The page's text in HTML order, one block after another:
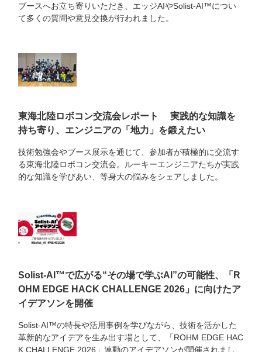
ブースへお立ち寄りいただき、エッジAIやSolist-AI™につい
て多くの質問や意見交換が行われました。
東海北陸ロボコン交流会レポート 実践的な知識を
持ち寄り、エンジニアの「地力」を鍛えたい
技術勉強会やブース展示を通じて、参加者が積極的に交流す
る東海北陸ロボコン交流会。ルーキーエンジニアたちが実践
的な知識を学びあい、等身大の悩みをシェアしました。
Solist-AI™で広がる“その場で学ぶAI”の可能性、「R
OHM EDGE HACK CHALLENGE 2026」に向けたア
イデアソンを開催
Solist-AI™の特長や活用事例を学びながら、技術を活かした
革新的なアイデアを生み出す場として、「ROHM EDGE HAC
K CHALLENGE 2026」連動のアイデアソンが開催されまし